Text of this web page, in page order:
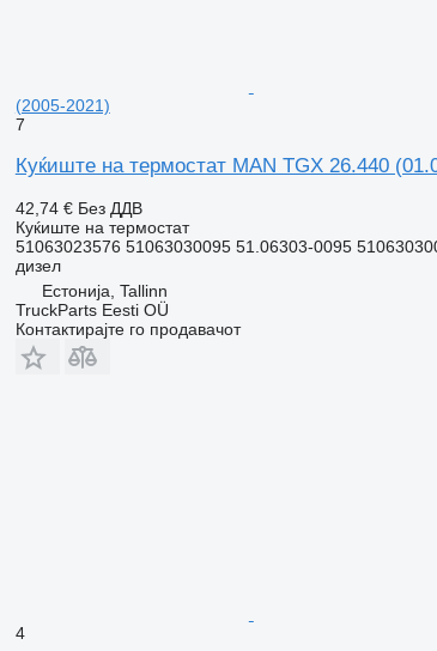
(2005-2021)
7
Куќиште на термостат MAN TGX 26.440
42,74 € Без ДДВ
Куќиште на термостат
51063023576 51063030095 51.06303-0095
дизел
Естонија, Tallinn
TruckParts Eesti OÜ
Контактирајте го продавачот
4